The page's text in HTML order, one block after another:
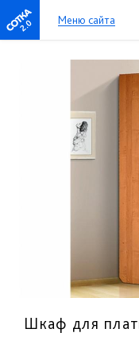
2.0 Меню сайта
Шкаф для